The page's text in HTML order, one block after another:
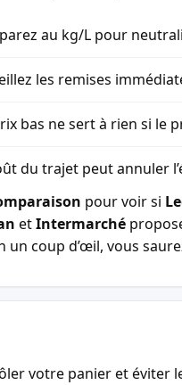
au kg/L pour
les remises
bas ne sert à rien si le
du trajet peut annuler
pour voir si
etIntermarché
un coup d’œil, vous
votre panier et éviter